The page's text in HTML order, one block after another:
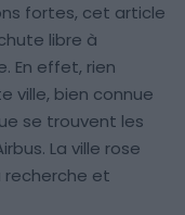
fortes, cet article
libre à
En effet, rien
ville, bien connue
se trouvent les
La ville rose
et